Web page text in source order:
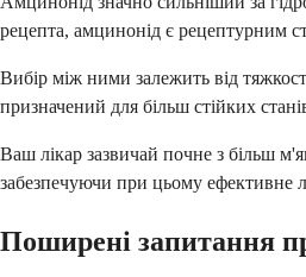
рецепта, амцинонід є рецептурним
Вибір між ними залежить від
призначений для більш стійких
Ваш лікар зазвичай почне з більш
забезпечуючи при цьому ефективне
Поширені запитання